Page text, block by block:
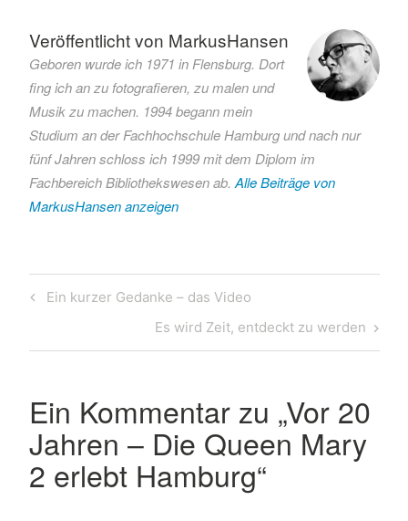
Kreuzfahrt
Queen
Mary
2
Seefahrt
Veröffentlicht von MarkusHansen
Geboren wurde ich 1971 in Flensburg. Dort
fing ich an zu fotografieren, zu malen und
Musik zu machen. 1994 begann mein
Studium an der Fachhochschule Hamburg und nach nur
fünf Jahren schloss ich 1999 mit dem Diplom im
Fachbereich Bibliothekswesen ab. Alle Beiträge von
MarkusHansen anzeigen
Beitragsnavigation
Previous
Ein kurzer Gedanke – das Video
Next
Post
Es wird Zeit, entdeckt zu werden
Ein Kommentar zu „Vor 20
Jahren – Die Queen Mary
2 erlebt Hamburg“